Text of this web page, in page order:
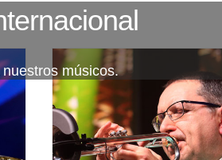
músicos.